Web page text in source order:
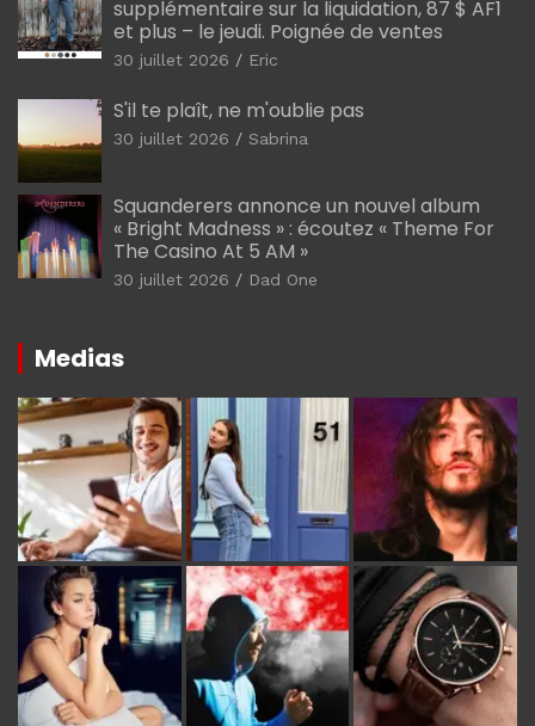
supplémentaire sur la liquidation, 87 $ AF1
et plus – le jeudi. Poignée de ventes
30 juillet 2026 Eric
S'il te plaît, ne m'oublie pas
30 juillet 2026 Sabrina
Squanderers annonce un nouvel album
« Bright Madness » : écoutez « Theme For
The Casino At 5 AM »
30 juillet 2026 Dad One
Medias